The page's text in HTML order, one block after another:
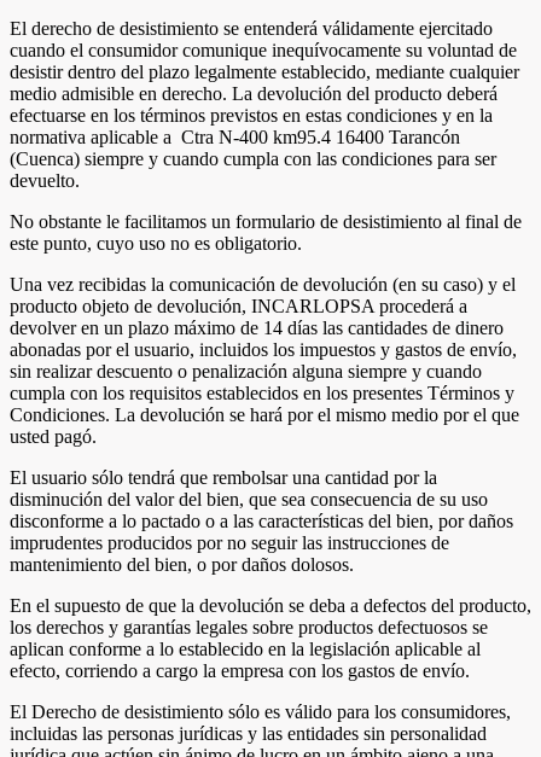
El derecho de desistimiento se entenderá válidamente ejercitado
cuando el consumidor comunique inequívocamente su voluntad de
desistir dentro del plazo legalmente establecido, mediante cualquier
medio admisible en derecho. La devolución del producto deberá
efectuarse en los términos previstos en estas condiciones y en la
normativa aplicable a Ctra N-400 km95.4 16400 Tarancón
(Cuenca) siempre y cuando cumpla con las condiciones para ser
devuelto.
No obstante le facilitamos un formulario de desistimiento al final de
este punto, cuyo uso no es obligatorio.
Una vez recibidas la comunicación de devolución (en su caso) y el
producto objeto de devolución, INCARLOPSA procederá a
devolver en un plazo máximo de 14 días las cantidades de dinero
abonadas por el usuario, incluidos los impuestos y gastos de envío,
sin realizar descuento o penalización alguna siempre y cuando
cumpla con los requisitos establecidos en los presentes Términos y
Condiciones. La devolución se hará por el mismo medio por el que
usted pagó.
El usuario sólo tendrá que rembolsar una cantidad por la
disminución del valor del bien, que sea consecuencia de su uso
disconforme a lo pactado o a las características del bien, por daños
imprudentes producidos por no seguir las instrucciones de
mantenimiento del bien, o por daños dolosos.
En el supuesto de que la devolución se deba a defectos del producto,
los derechos y garantías legales sobre productos defectuosos se
aplican conforme a lo establecido en la legislación aplicable al
efecto, corriendo a cargo la empresa con los gastos de envío.
El Derecho de desistimiento sólo es válido para los consumidores,
incluidas las personas jurídicas y las entidades sin personalidad